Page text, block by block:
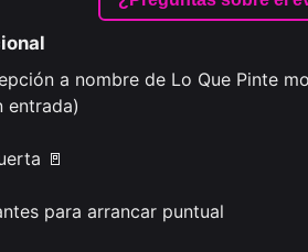
a nombre de Lo Que Pinte
entrada)
🚪
para arrancar puntual